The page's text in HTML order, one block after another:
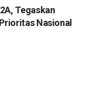
Tegaskan
Nasional